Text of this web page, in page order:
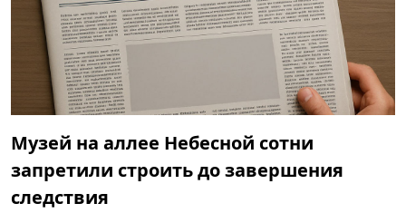
Музей на аллее Небесной сотни
запретили строить до завершения
следствия